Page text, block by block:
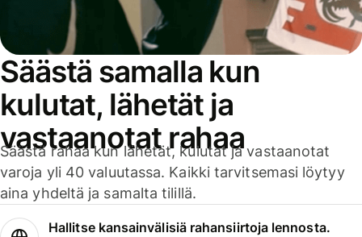
Säästä samalla kun
kulutat, lähetät ja
vastaanotat rahaa
Säästä rahaa kun lähetät, kulutat ja vastaanotat
varoja yli 40 valuutassa. Kaikki tarvitsemasi löytyy
aina yhdeltä ja samalta tilillä.
Hallitse kansainvälisiä rahansiirtoja lennosta.